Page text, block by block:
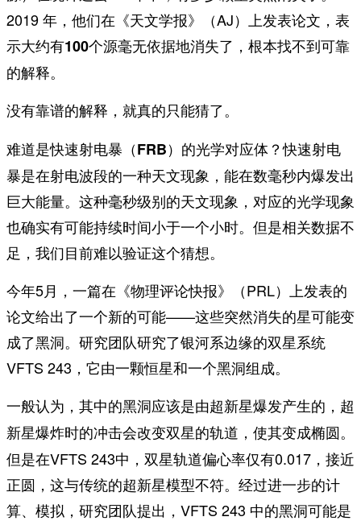
2019 年，他们在《天文学报》（AJ）上发表论文，表
示大约有100个源毫无依据地消失了 ，根本找不到可靠
的解释。
没有靠谱的解释，就真的只能猜了。
难道是快速射电暴（FRB）的光学对应体？快速射电
暴是在射电波段的一种天文现象，能在数毫秒内爆发出
巨大能量。这种毫秒级别的天文现象，对应的光学现象
也确实有可能持续时间小于一个小时。但是相关数据不
足，我们目前难以验证这个猜想。
今年5月，一篇在《物理评论快报》（PRL）上发表的
论文给出了一个新的可能——这些突然消失的星可能变
成了黑洞。研究团队研究了银河系边缘的双星系统
VFTS 243，它由一颗恒星和一个黑洞组成。
一般认为，其中的黑洞应该是由超新星爆发产生的， 超
新星爆炸时的冲击会改变双星的轨道，使其变成椭圆。
但是在VFTS 243中，双星轨道偏心率仅有0.017，接近
正圆，这与传统的超新星模型不符。经过进一步的计
算、模拟，研究团队提出，VFTS 243 中的黑洞可能是